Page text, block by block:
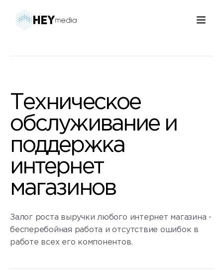
Техническое
обслуживание и
поддержка
интернет
магазинов
Залог роста выручки любого интернет магазина -
бесперебойная работа и отсутствие ошибок в
работе всех его компонентов.